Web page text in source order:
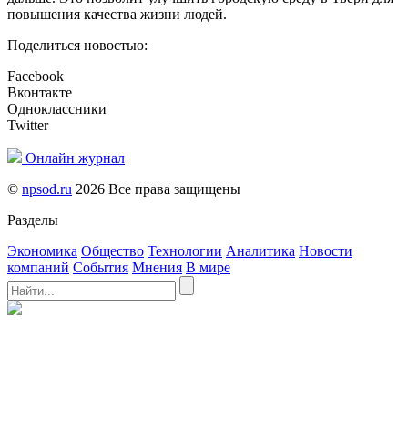
повышения качества жизни людей.
Поделиться новостью:
Facebook
Вконтакте
Одноклассники
Twitter
Онлайн журнал
© npsod.ru 2026 Все права защищены
Разделы
Экономика Общество Технологии Аналитика Новости
компаний События Мнения В мире